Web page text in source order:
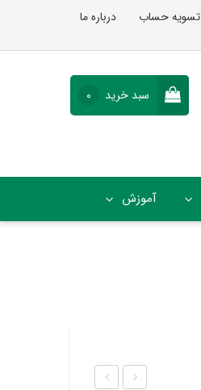
تسویه حساب درباره ما
سبد خرید 0
آموزش